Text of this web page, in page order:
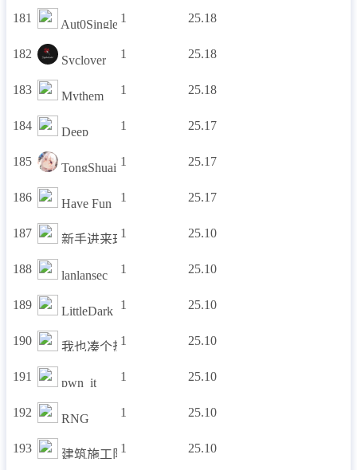
181 Aut0Single 1 25.18
182 Syclover 1 25.18
183 Mythem 1 25.18
184 Deep_ 1 25.17
185 TongShuai 1 25.17
186 Have Fun 1 25.17
187 新手进来玩玩
1 25.10
188 lanlansec 1 25.10
189 LittleDark 1 25.10
190 我也凑个热闹
1 25.10
191 pwn_it 1 25.10
192 RNG 1 25.10
193 建筑施工队
1 25.10